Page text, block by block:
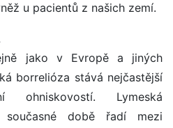
u pacientů z našich zemí.
jako v Evropě a jiných
borrelióza stává nejčastější
Lymeská
době řadí mezi